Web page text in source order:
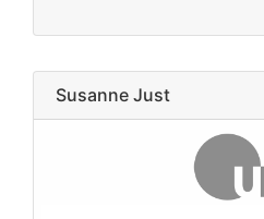
Susanne Just